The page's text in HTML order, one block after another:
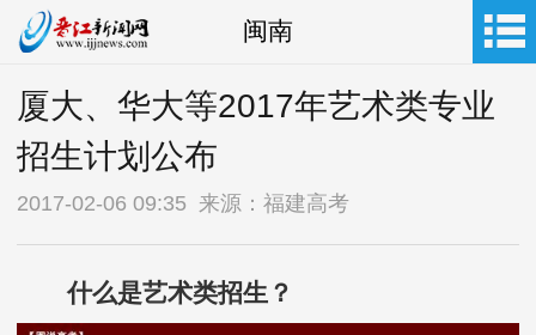
闽南
厦大、华大等2017年艺术类专业
招生计划公布
2017-02-06 09:35 来源：福建高考
什么是艺术类招生？